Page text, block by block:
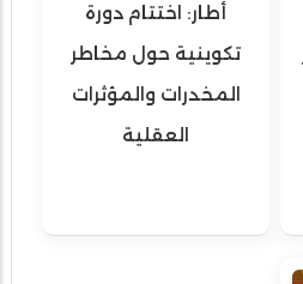
أطار: اختتام دورة
تكوينية حول مخاطر
المخدرات والمؤثرات
العقلية